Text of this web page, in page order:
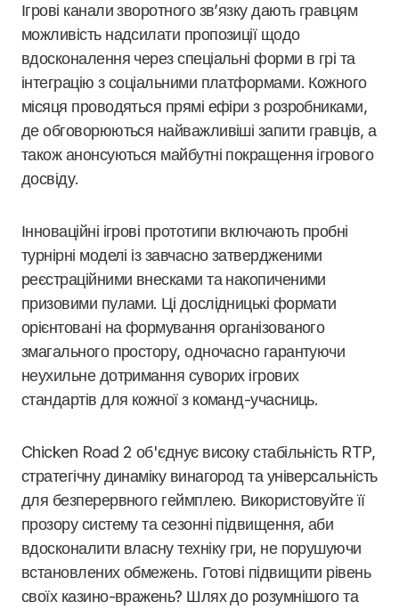
Ігрові канали зворотного зв’язку дають гравцям
можливість надсилати пропозиції щодо
вдосконалення через спеціальні форми в грі та
інтеграцію з соціальними платформами. Кожного
місяця проводяться прямі ефіри з розробниками,
де обговорюються найважливіші запити гравців, а
також анонсуються майбутні покращення ігрового
досвіду.
Інноваційні ігрові прототипи включають пробні
турнірні моделі із завчасно затвердженими
реєстраційними внесками та накопиченими
призовими пулами. Ці дослідницькі формати
орієнтовані на формування організованого
змагального простору, одночасно гарантуючи
неухильне дотримання суворих ігрових
стандартів для кожної з команд-учасниць.
Chicken Road 2 об'єднує високу стабільність RTP,
стратегічну динаміку винагород та універсальність
для безперервного геймплею. Використовуйте її
прозору систему та сезонні підвищення, аби
вдосконалити власну техніку гри, не порушуючи
встановлених обмежень. Готові підвищити рівень
своїх казино-вражень? Шлях до розумнішого та